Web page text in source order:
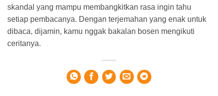
skandal yang mampu membangkitkan rasa ingin tahu
setiap pembacanya. Dengan terjemahan yang enak untuk
dibaca, dijamin, kamu nggak bakalan bosen mengikuti
ceritanya.